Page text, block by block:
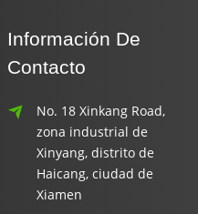
Información De
Contacto
No. 18 Xinkang Road,
zona industrial de
Xinyang, distrito de
Haicang, ciudad de
Xiamen